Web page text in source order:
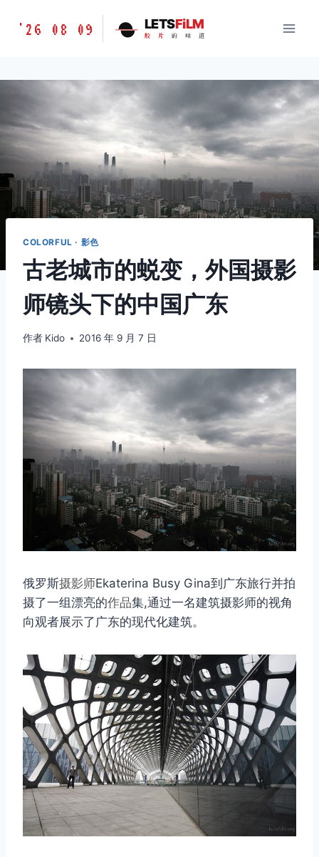
胶
味
LETSFILM
'26 08 09 LETSFiLM
胶 片 的 味 道
COLORFUL · 影色
古老城市的蜕变，外国摄影
师镜头下的中国广东
作者 Kido 2016 年 9 月 7 日
俄罗斯摄影师Ekaterina Busy Gina到广东旅行并拍
摄了一组漂亮的作品集,通过一名建筑摄影师的视角
向观者展示了广东的现代化建筑。